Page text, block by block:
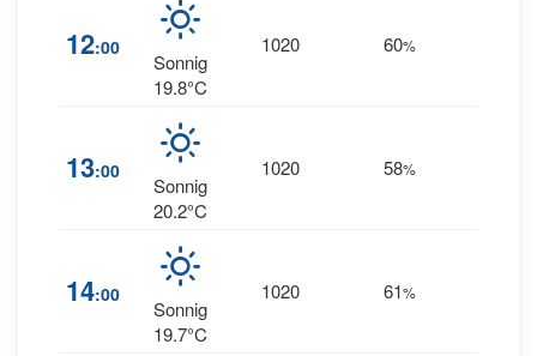
12:00
Sonnig
19.8°C
1020 60%
13:00
Sonnig
20.2°C
1020 58%
14:00
Sonnig
19.7°C
1020 61%